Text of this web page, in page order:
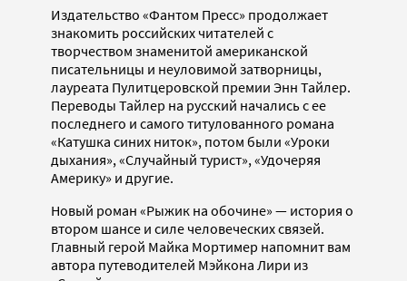
Издательство «Фантом Пресс» продолжает
знакомить российских читателей с
творчеством знаменитой американской
писательницы и неуловимой затворницы,
лауреата Пулитцеровской премии Энн Тайлер.
Переводы Тайлер на русский начались с ее
последнего и самого титулованного романа
«Катушка синих ниток», потом были «Уроки
дыхания», «Случайный турист», «Удочеряя
Америку» и другие.
Новый роман «Рыжик на обочине» — история о
втором шансе и силе человеческих связей.
Главный герой Майка Мортимер напомнит вам
автора путеводителей Мэйкона Лири из